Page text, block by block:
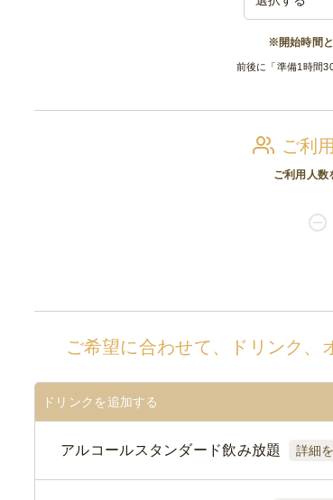
※開始時間
前後に「準備1時間
ご利
ご利用人数
ご希望に合わせて、ドリンク、
ドリンクを追加する
アルコールスタンダード飲み放題 詳細